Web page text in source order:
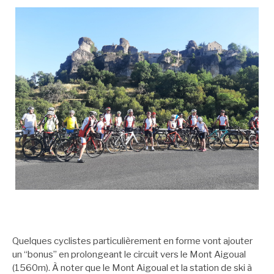
Quelques cyclistes particulièrement en forme vont ajouter
un “bonus” en prolongeant le circuit vers le Mont Aigoual
(1560m). À noter que le Mont Aigoual et la station de ski à